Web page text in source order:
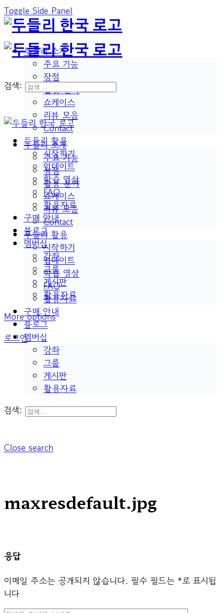
Toggle Side Panel
두들리 소개
주요 기능
장점
활용 분야
쇼케이스
리뷰 모음
Contact
두들리 활용
시작하기
업데이트
학습 영상
FAQ
활용자료
구매 안내
블로그
멤버십
강좌
그룹
게시판
활용자료
More options
로그인
검색:
두들리 소개
주요 기능
장점
활용 분야
쇼케이스
리뷰 모음
Contact
두들리 활용
시작하기
업데이트
학습 영상
FAQ
활용자료
구매 안내
블로그
멤버십
강좌
그룹
게시판
활용자료
검색:
Close search
maxresdefault.jpg
응답
이메일 주소는 공개되지 않습니다. 필수 필드는 *로 표시됩
니다